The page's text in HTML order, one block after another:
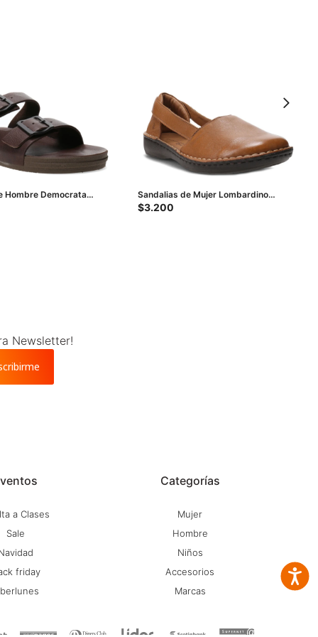
Hombre Democrata
Sandalias de Mujer Lombardino
Hortencia - Marrón Capuchino
$3.200
a Clases
Sale
friday
Categorías
Mujer
Hombre
Niños
Accesorios
Marcas
Newsletter!